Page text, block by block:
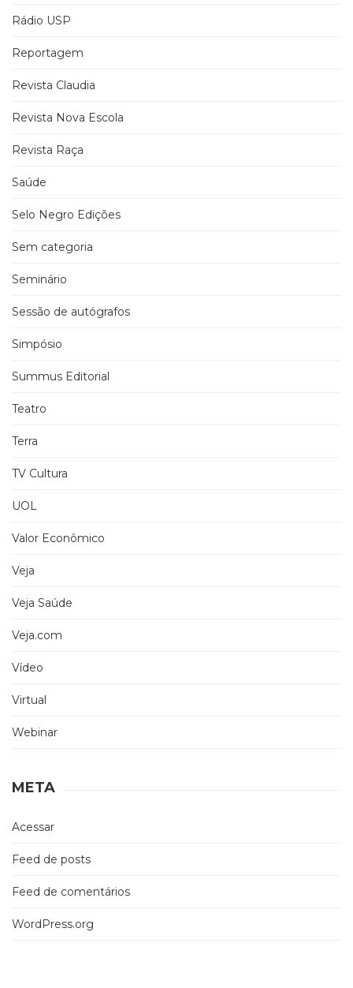
Rádio USP
Reportagem
Revista Claudia
Revista Nova Escola
Revista Raça
Saúde
Selo Negro Edições
Sem categoria
Seminário
Sessão de autógrafos
Simpósio
Summus Editorial
Teatro
Terra
TV Cultura
UOL
Valor Econômico
Veja
Veja Saúde
Veja.com
Vídeo
Virtual
Webinar
META
Acessar
Feed de posts
Feed de comentários
WordPress.org